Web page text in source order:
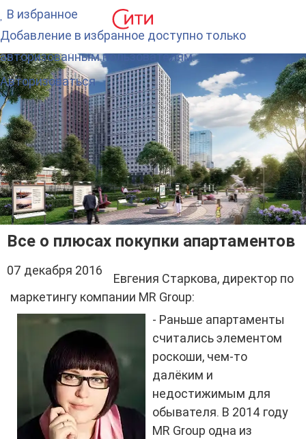
Все о плюсах покупки апартаментов
07 декабря 2016
Евгения Старкова, директор по
маркетингу компании MR Group:
- Раньше апартаменты
считались элементом
роскоши, чем-то
далёким и
недостижимым для
обывателя. В 2014 году
MR Group одна из
В избранное
Добавление в избранное доступно только
авторизованным пользователям.
Авторизоваться